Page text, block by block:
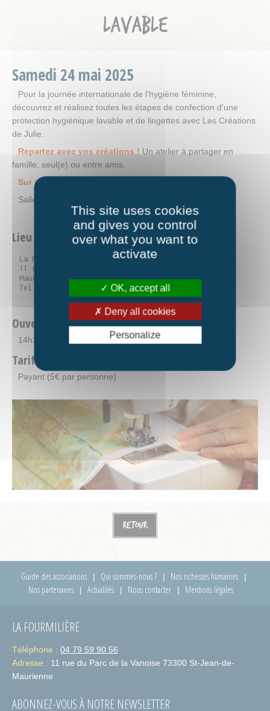
LAVABLE
Samedi 24mai 2025
Pour la journée internationale de l'hygiène féminine,
découvrez et réalisez toutes les étapes de confection d'une
protection hygiénique lavable et de lingettes avec Les Créations
de Julie.
Repartez avec vos créations ! Un atelier à partager en
famille, seul(e) ou entre amis.
Sur inscription.
Salle multi-activités.
Lieu et contact
La Fourmilière
11 rue du Parc de la Vanoise - 73300 Saint-Jean-de-
Maurienne
Tel. 04 79 59 90 56
Ouverture
14h30-17h30
Tarifs
Payant (5€ par personne)
Retour
Guide des associations Qui sommes-nous ?
Nos richesses humaines
Nos partenaires
Actualités Nous contacter Mentions légales
LA FOURMILIÈRE
Téléphone : 04 79 59 90 56
Adresse : 11 rue du Parc de la Vanoise 73300 St-Jean-de-
Maurienne
ABONNEZ-VOUS À NOTRE NEWSLETTER
This site uses cookies
and gives you control
over what you want to
activate
OK, accept all
Deny all cookies
Personalize